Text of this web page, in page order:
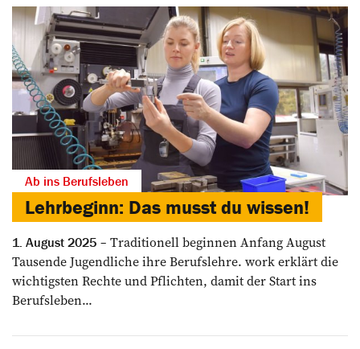
Ab ins Berufsleben
Lehrbeginn: Das musst du wissen!
1. August 2025
Traditionell beginnen Anfang August
Tausende Jugendliche ihre Berufslehre. work erklärt die
wichtigsten Rechte und Pflichten, damit der Start ins
Berufsleben...